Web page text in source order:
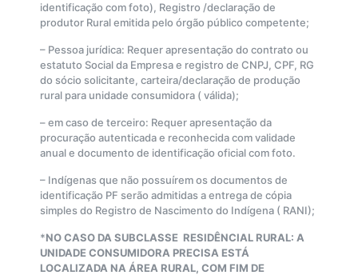
identificação com foto), Registro /declaração de
produtor Rural emitida pelo órgão público competente;
– Pessoa jurídica: Requer apresentação do contrato ou
estatuto Social da Empresa e registro de CNPJ, CPF, RG
do sócio solicitante, carteira/declaração de produção
rural para unidade consumidora ( válida);
– em caso de terceiro: Requer apresentação da
procuração autenticada e reconhecida com validade
anual e documento de identificação oficial com foto.
– Indígenas que não possuírem os documentos de
identificação PF serão admitidas a entrega de cópia
simples do Registro de Nascimento do Indígena ( RANI);
*NO CASO DA SUBCLASSE RESIDÊNCIAL RURAL: A
UNIDADE CONSUMIDORA PRECISA ESTÁ
LOCALIZADA NA ÁREA RURAL, COM FIM DE